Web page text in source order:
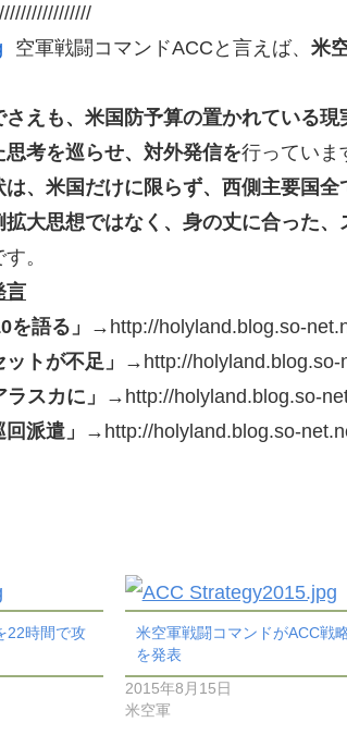
空軍戦闘コマンドACCと言えば、 米
さえも、米国防予算の置かれている
考を巡らせ、対外発信を行っていま
は、米国だけに限らず、西側主要国全
大思想ではなく、身の丈に合った
。
言
を語る」→ http://holyland.blog.so-
ットが不足」→ http://
ラスカに」→ http://holyland.blog.so-
回派遣」→ http://holyland.blog.so-
22時間で攻
米空軍戦闘コマンドがACC戦
を発表
2015年8月15日
米空軍